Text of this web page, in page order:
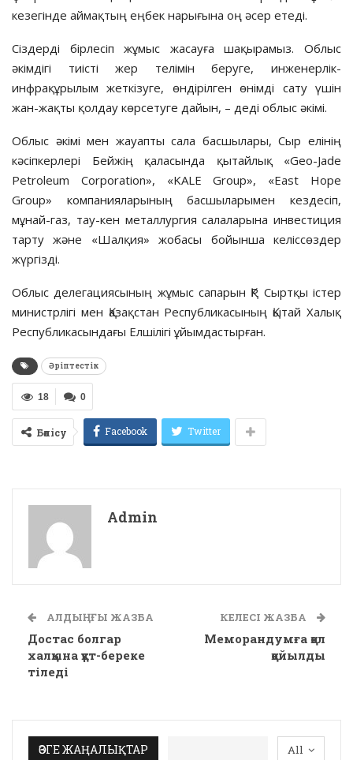
кезегінде аймақтың еңбек нарығына оң әсер етеді.
Сіздерді бірлесіп жұмыс жасауға шақырамыз. Облыс
әкімдігі тиісті жер телімін беруге, инженерлік-
инфрақұрылым жеткізуге, өндірілген өнімді сату үшін
жан-жақты қолдау көрсетуге дайын, – деді облыс әкімі.
Облыс әкімі мен жауапты сала басшылары, Сыр елінің
кәсіпкерлері Бейжің қаласында қытайлық «Geo-Jade
Petroleum Corporation», «KALE Group», «East Hope
Group» компанияларының басшыларымен кездесіп,
мұнай-газ, тау-кен металлургия салаларына инвестиция
тарту және «Шалқия» жобасы бойынша келіссөздер
жүргізді.
Облыс делегациясының жұмыс сапарын ҚР Сыртқы істер
министрлігі мен Қазақстан Республикасының Қытай Халық
Республикасындағы Елшілігі ұйымдастырған.
Әріптестік
0
18
Бөлісу Facebook Twitter
Admin
АЛДЫҢҒЫ ЖАЗБА
Достас болгар
халқына құт-береке
тіледі
КЕЛЕСІ ЖАЗБА
Меморандумға қол
қойылды
All
ӨЗГЕ ЖАҢАЛЫҚТАР